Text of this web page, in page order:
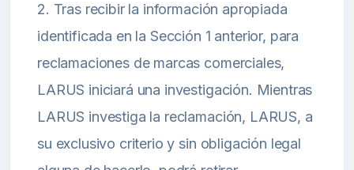
2. Tras recibir la información apropiada
identificada en la Sección 1 anterior, para
reclamaciones de marcas comerciales,
LARUS iniciará una investigación. Mientras
LARUS investiga la reclamación, LARUS, a
su exclusivo criterio y sin obligación legal